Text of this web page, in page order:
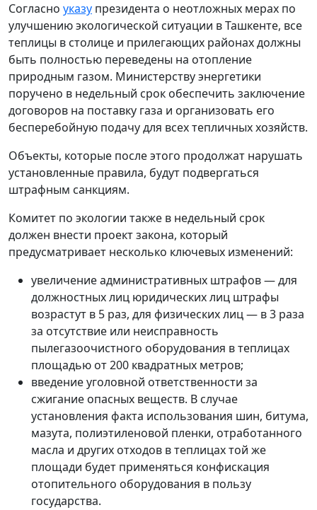
Согласно указу президента о неотложных мерах по
улучшению экологической ситуации в Ташкенте, все
теплицы в столице и прилегающих районах должны
быть полностью переведены на отопление
природным газом. Министерству энергетики
поручено в недельный срок обеспечить заключение
договоров на поставку газа и организовать его
бесперебойную подачу для всех тепличных хозяйств.
Объекты, которые после этого продолжат нарушать
установленные правила, будут подвергаться
штрафным санкциям.
Комитет по экологии также в недельный срок
должен внести проект закона, который
предусматривает несколько ключевых изменений:
увеличение административных штрафов — для
должностных лиц юридических лиц штрафы
возрастут в 5 раз, для физических лиц — в 3 раза
за отсутствие или неисправность
пылегазоочистного оборудования в теплицах
площадью от 200 квадратных метров;
введение уголовной ответственности за
сжигание опасных веществ. В случае
установления факта использования шин, битума,
мазута, полиэтиленовой пленки, отработанного
масла и других отходов в теплицах той же
площади будет применяться конфискация
отопительного оборудования в пользу
государства.